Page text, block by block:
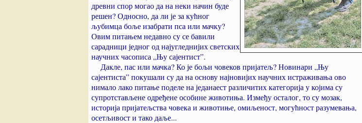
древни спор могао да на неки начин буде
решен? Односно, да ли је за кућног
љубимца боље изабрати пса или мачку?
Овим питањем недавно су се бавили
сарадници једног од најугледнијих светских
научних часописа „Њу сајентист”.
Дакле, пас или мачка? Ко је бољи човеков пријатељ? Новинари „Њу
сајентиста” покушали су да на основу најновијих научних истраживања ово
нимало лако питање поделе на једанаест различитих категорија у којима су
супротстављене одређене особине животиња. Између осталог, то су мозак,
историја пријатељства човека и животиње, омиљеност, могућност разумевања,
осетљивост и тако даље...